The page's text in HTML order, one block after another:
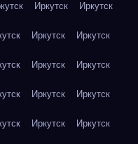
Иркутск Иркутск
Иркутск Иркутск
Иркутск Иркутск
Иркутск Иркутск
Иркутск Иркутск